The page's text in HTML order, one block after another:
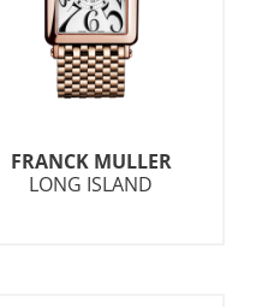
FRANCK MULLER
LONG ISLAND